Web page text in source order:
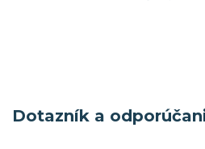
Dotazník a